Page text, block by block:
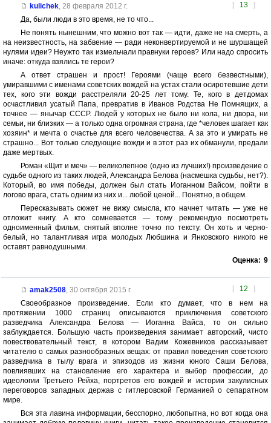
[ 13 ]
kulichek, 28 февраля 2012 г.
Да, были люди в это время, не то что...
Не понять нынешним, что можно вот так — идти, даже не на смерть, а
на неизвестность, на забвение — ради неконвертируемой и не шуршащей
нулями идеи? Неужто так измельчали правнуки героев? Или надо спросить
иначе: откуда взялись те герои?
А ответ страшен и прост! Героями (чаще всего безвестными),
умиравшими с именами советских вождей на устах стали осиротевшие дети
тех, кого эти вожди расстреляли 20-25 лет тому. Те, кого в детдомах
осчастливил усатый Папа, превратив в Иванов Родства Не Помнящих, а
точнее — янычар СССР. Людей у которых не было ни кола, ни двора, ни
семьи, ни близких — а только одна огромная страна, где *человек шагает как
хозяин* и мечта о счастье для всего человечества. А за это и умирать не
страшно... Вот только следующие вожди и в этот раз их обманули, предали
даже мертвых.
Роман «Щит и меч» — великолепное (одно из лучших!) произведение о
судьбе одного из таких людей, Александра Белова (насмешка судьбы, нет?).
Который, во имя победы, должен был стать Иоганном Вайсом, пойти в
логово врага, стать одним из них и... любой ценой... Понятно, в общем.
Пересказывать сюжет не вижу смысла, кто начнет читать — уже не
отложит книгу. А кто сомневается — тому рекомендую посмотреть
одноименный фильм, снятый вполне точно по тексту. Он хоть и черно-
белый, но талантливая игра молодых Любшина и Янковского никого не
оставят равнодушными.
Оценка: 9
[ 12 ]
amak2508, 30 октября 2015 г.
Своеобразное произведение. Если кто думает, что в нем на
протяжении 1000 страниц описываются приключения советского
разведчика Александра Белова — Иоганна Вайса, то он сильно
заблуждается. Большую часть произведения занимает авторский, чисто
повествовательный текст, в котором Вадим Кожевников рассказывает
читателю о самых разнообразных вещах: от правил поведения советского
разведчика в тылу врага и эпизодов из жизни юного Саши Белова,
повлиявших на становление его характера и выбор профессии, до
идеологии Третьего Рейха, портретов его вождей и истории закулисных
переговоров западных держав с гитлеровской Германией о сепаратном
мире.
Вся эта лавина информации, бесспорно, любопытна, но вот когда она